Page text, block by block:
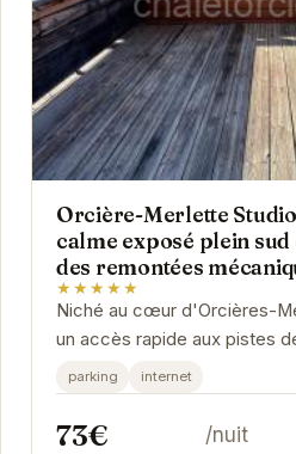
Orcière-Merlette
calme exposé plein sud
des remontées
★★★★★
Niché au cœur d'Orcières-
un accès rapide aux pistes
garantissant un
parking internet
73€ /nuit